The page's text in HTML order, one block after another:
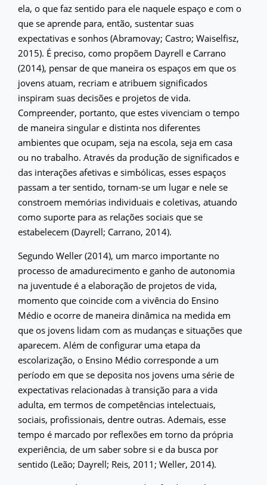
ela, o que faz sentido para ele naquele espaço e com o
que se aprende para, então, sustentar suas
expectativas e sonhos (Abramovay; Castro; Waiselfisz,
2015). É preciso, como propõem Dayrell e Carrano
(2014), pensar de que maneira os espaços em que os
jovens atuam, recriam e atribuem significados
inspiram suas decisões e projetos de vida.
Compreender, portanto, que estes vivenciam o tempo
de maneira singular e distinta nos diferentes
ambientes que ocupam, seja na escola, seja em casa
ou no trabalho. Através da produção de significados e
das interações afetivas e simbólicas, esses espaços
passam a ter sentido, tornam-se um lugar e nele se
constroem memórias individuais e coletivas, atuando
como suporte para as relações sociais que se
estabelecem (Dayrell; Carrano, 2014).
Segundo Weller (2014), um marco importante no
processo de amadurecimento e ganho de autonomia
na juventude é a elaboração de projetos de vida,
momento que coincide com a vivência do Ensino
Médio e ocorre de maneira dinâmica na medida em
que os jovens lidam com as mudanças e situações que
aparecem. Além de configurar uma etapa da
escolarização, o Ensino Médio corresponde a um
período em que se deposita nos jovens uma série de
expectativas relacionadas à transição para a vida
adulta, em termos de competências intelectuais,
sociais, profissionais, dentre outras. Ademais, esse
tempo é marcado por reflexões em torno da própria
experiência, de um saber sobre si e da busca por
sentido (Leão; Dayrell; Reis, 2011; Weller, 2014).